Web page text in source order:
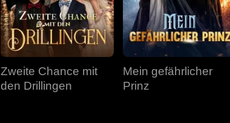
Zweite Chance mit
den Drillingen
Mein gefährlicher
Prinz